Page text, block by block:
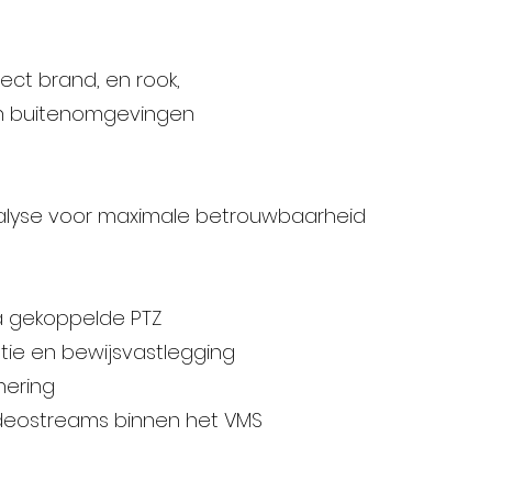
brand, en rook,
buitenomgevingen
voor maximale betrouwbaarheid
PTZ
en bewijsvastlegging
binnen het VMS